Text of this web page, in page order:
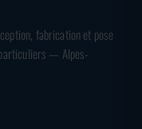
fabrication et pose
— Alpes-